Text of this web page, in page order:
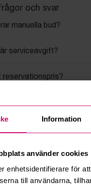
Information
använder cookies
enhetsidentifierare för
till användarna,
och svar
manuella bud?
serviceavgift?
reservationspris?
ett bud?
mina vunna objekt?